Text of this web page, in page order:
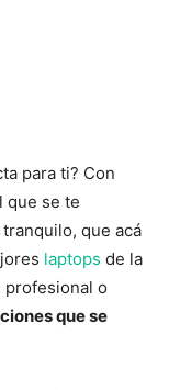
para ti? Con
que se te
que acá
laptops de la
profesional o
que se